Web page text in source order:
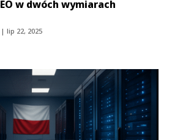
w dwóch wymiarach
|lip 22, 2025